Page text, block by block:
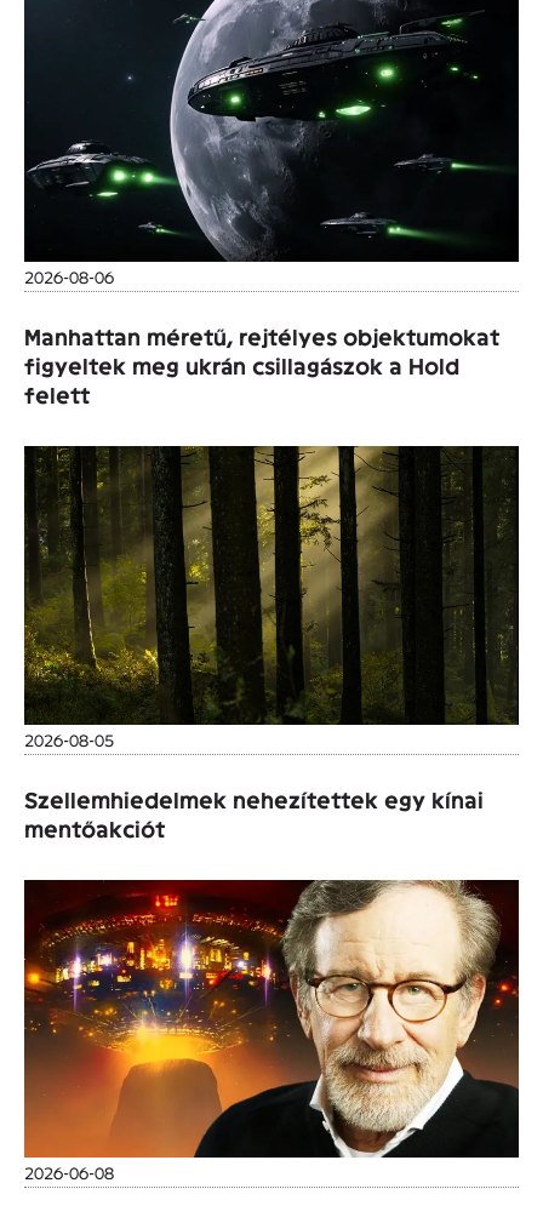
2026-08-06
Manhattan méretű, rejtélyes objektumokat
figyeltek meg ukrán csillagászok a Hold
felett
2026-08-05
Szellemhiedelmek nehezítettek egy kínai
mentőakciót
2026-06-08